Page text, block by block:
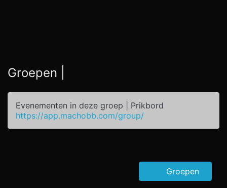
Groepen |
Evenementen in deze groep | Prikbord
https://app.machobb.com/group/
Groepen